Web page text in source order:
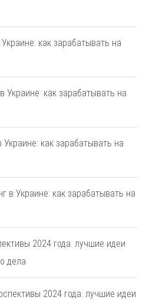
как зарабатывать на
Украине: как зарабатывать на
Украине: как зарабатывать на
в Украине: как зарабатывать на
2024 года: лучшие идеи
дела
2024 года: лучшие идеи